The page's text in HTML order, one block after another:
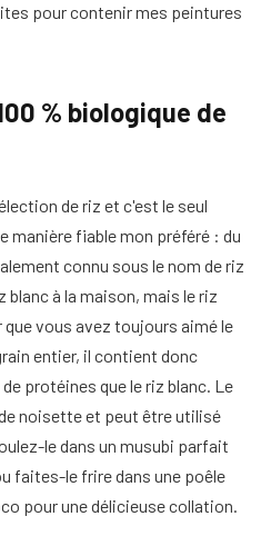
pour contenir mes peintures
% biologique de
de riz et c'est le seul
manière fiable mon préféré : du
connu sous le nom de riz
blanc à la maison, mais le riz
vous avez toujours aimé le
entier, il contient donc
protéines que le riz blanc. Le
noisette et peut être utilisé
le dans un musubi parfait
faites-le frire dans une poêle
pour une délicieuse collation.